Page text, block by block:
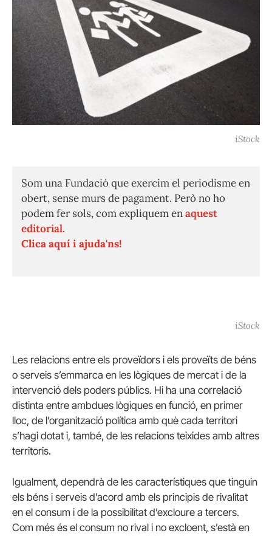
iStock
Som una Fundació que exercim el periodisme en
obert, sense murs de pagament. Però no ho
podem fer sols, com expliquem enaquest
editorial.
Clica aquí i ajuda'ns!
iStock
Les relacions entre els proveïdors i els proveïts de béns
o serveis s’emmarca en les lògiques de mercat i de la
intervenció dels poders públics. Hi ha una correlació
distinta entre ambdues lògiques en funció, en primer
lloc, de l’organització política amb què cada territori
s’hagi dotat i, també, de les relacions teixides amb altres
territoris.
Igualment, dependrà de les característiques que tinguin
els béns i serveis d’acord amb els principis de rivalitat
en el consum i de la possibilitat d’excloure a tercers.
Com més és el consum no rival i no excloent, s’està en